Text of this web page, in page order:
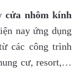
cửa nhôm kính
nay ứng dụng
các công trình
cư, resort,…